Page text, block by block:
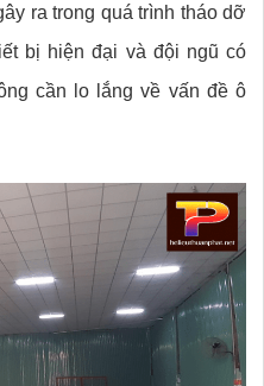
ra trong quá trình tháo dỡ
bị hiện đại và đội ngũ có
cần lo lắng về vấn đề ô